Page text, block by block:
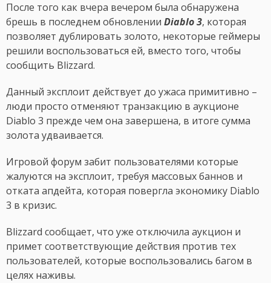
После того как вчера вечером была обнаружена
брешь в последнем обновлении Diablo 3, которая
позволяет дублировать золото, некоторые геймеры
решили воспользоваться ей, вместо того, чтобы
сообщить Blizzard.
Данный эксплоит действует до ужаса примитивно –
люди просто отменяют транзакцию в аукционе
Diablo 3 прежде чем она завершена, в итоге сумма
золота удваивается.
Игровой форум забит пользователями которые
жалуются на эксплоит, требуя массовых баннов и
отката апдейта, которая повергла экономику Diablo
3 в кризис.
Blizzard сообщает, что уже отключила аукцион и
примет соответствующие действия против тех
пользователей, которые воспользовались багом в
целях наживы.